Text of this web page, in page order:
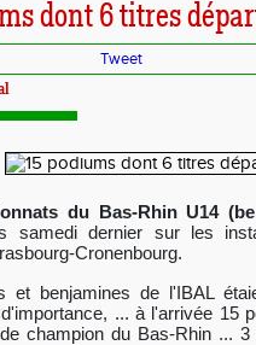
dont 6 titres
Tweet
du Bas-Rhin U14
samedi dernier sur les
Cronenbourg.
et benjamines de l'IBAL
... à l'arrivée 15
champion du Bas-Rhin ...